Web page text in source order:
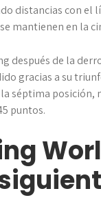
distancias con el
mantienen en la
después de la
gracias a su
séptima posición,
puntos.